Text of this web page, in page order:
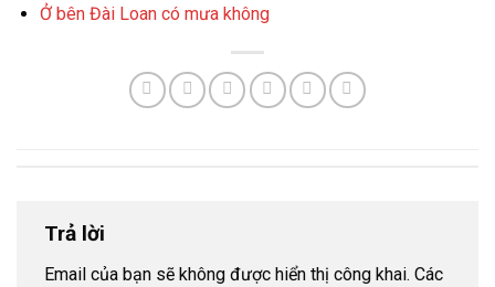
Ở bên Đài Loan có mưa không
Trả lời
Email của bạn sẽ không được hiển thị công khai. Các